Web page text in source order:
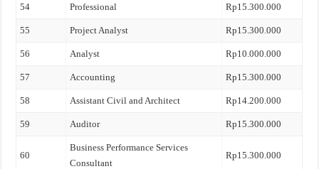
54 Professional Rp15.300.000
55 Project Analyst Rp15.300.000
56 Analyst Rp10.000.000
57 Accounting Rp15.300.000
58 Assistant Civil and Architect Rp14.200.000
59 Auditor Rp15.300.000
60
Business Performance Services
Consultant
Rp15.300.000